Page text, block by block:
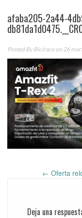
afaba205-2a44-
Posted ByBiciraceon 26
Post
← Oferta
Deja una